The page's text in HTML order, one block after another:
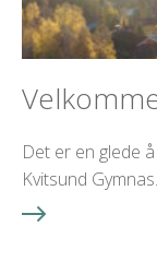
Det er en glede
Kvitsund Gymnas.